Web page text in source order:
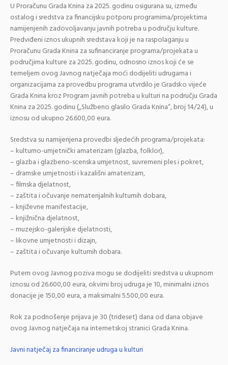
U Proračunu Grada Knina za 2025. godinu osigurana su, između
ostalog i sredstva za financijsku potporu programima/projektima
namijenjenih zadovoljavanju javnih potreba u području kulture.
Predviđeni iznos ukupnih sredstava koji je na raspolaganju u
Proračunu Grada Knina za sufinanciranje programa/projekata u
područjima kulture za 2025. godinu, odnosno iznos koji će se
temeljem ovog Javnog natječaja moći dodijeliti udrugama i
organizacijama za provedbu programa utvrdilo je Gradsko vijeće
Grada Knina kroz Program javnih potreba u kulturi na području Grada
Knina za 2025. godinu („Službeno glasilo Grada Knina“, broj 14/24), u
iznosu od ukupno 26.600,00 eura.
Sredstva su namijenjena provedbi sljedećih programa/projekata:
– kulturno-umjetnički amaterizam (glazba, folklor),
– glazba i glazbeno-scenska umjetnost, suvremeni ples i pokret,
– dramske umjetnosti i kazališni amaterizam,
– filmska djelatnost,
– zaštita i očuvanje nematerijalnih kulturnih dobara,
– književne manifestacije,
– knjižnična djelatnost,
– muzejsko-galerijske djelatnosti,
– likovne umjetnosti i dizajn,
– zaštita i očuvanje kulturnih dobara.
Putem ovog Javnog poziva mogu se dodijeliti sredstva u ukupnom
iznosu od 26.600,00 eura, okvirni broj udruga je 10, minimalni iznos
donacije je 150,00 eura, a maksimalni 5.500,00 eura.
Rok za podnošenje prijava je 30 (trideset) dana od dana objave
ovog Javnog natječaja na internetskoj stranici Grada Knina.
Javni natječaj za financiranje udruga u kulturi